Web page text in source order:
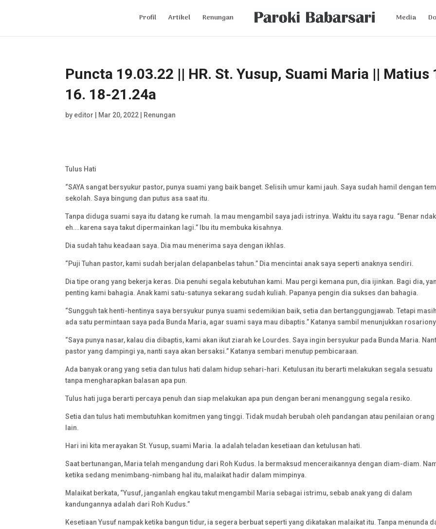
Profil Artikel Renungan Media
Puncta 19.03.22 || HR. St. Yusup, Suami Maria || Matius
16. 18-21.24a
by editor Mar 20, 2022 Renungan
Tulus Hati
“SAYA sangat bersyukur pastor, punya suami yang baik banget. Selisih umur kami jauh. Saya sudah hamil dengan
sekolah. Saya bingung dan putus asa saat itu.
Tanpa diduga suami saya itu datang ke rumah. Ia mau mengambil saya jadi istrinya. Waktu itu saya ragu. “Benar ndak
eh….karena saya takut dipermainkan lagi.” Ibu itu membuka kisahnya.
Dia sudah tahu keadaan saya. Dia mau menerima saya dengan ikhlas.
“Puji Tuhan pastor, kami sudah berjalan delapanbelas tahun.” Dia mencintai anak saya seperti anaknya sendiri.
Dia tipe orang yang bekerja keras. Dia penuhi segala kebutuhan kami. Mau pergi kemana pun, dia ijinkan. Bagi dia,
penting kami bahagia. Anak kami satu-satunya sekarang sudah kuliah. Papanya pengin dia sukses dan bahagia.
“Sungguh tak henti-hentinya saya bersyukur punya suami sedemikian baik, setia dan bertanggungjawab. Tetapi masih
ada satu permintaan saya pada Bunda Maria, agar suami saya mau dibaptis.” Katanya sambil menunjukkan
“Saya punya nasar, kalau dia dibaptis, kami akan ikut ziarah ke Lourdes. Saya ingin bersyukur pada Bunda Maria.
pastor yang dampingi ya, nanti saya akan bersaksi.” Katanya sembari menutup pembicaraan.
Ada banyak orang yang setia dan tulus hati dalam hidup sehari-hari. Ketulusan itu berarti melakukan segala sesuatu
tanpa mengharapkan balasan apa pun.
Tulus hati juga berarti percaya penuh dan siap melakukan apa pun dengan berani menanggung segala resiko.
Setia dan tulus hati membutuhkan komitmen yang tinggi. Tidak mudah berubah oleh pandangan atau penilaian orang
lain.
Hari ini kita merayakan St. Yusup, suami Maria. Ia adalah teladan kesetiaan dan ketulusan hati.
Saat bertunangan, Maria telah mengandung dari Roh Kudus. Ia bermaksud menceraikannya dengan diam-diam.
ketika sedang menimbang-nimbang hal itu, malaikat hadir dalam mimpinya.
Malaikat berkata, “Yusuf, janganlah engkau takut mengambil Maria sebagai istrimu, sebab anak yang di dalam
kandungannya adalah dari Roh Kudus.”
Kesetiaan Yusuf nampak ketika bangun tidur, ia segera berbuat seperti yang dikatakan malaikat itu. Tanpa menunda